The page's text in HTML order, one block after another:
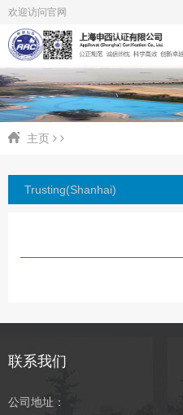
欢迎访问官网
主页
Trusting(Shanhai)
联系我们
公司地址：